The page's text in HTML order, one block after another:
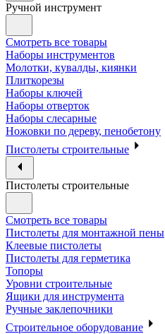
Ручной инструмент
Смотреть все товары
Наборы инструментов
Молотки, кувалды, киянки
Плиткорезы
Наборы ключей
Наборы отверток
Наборы слесарные
Ножовки по дереву, пенобетону
Пистолеты строительные
Пистолеты строительные
Смотреть все товары
Пистолеты для монтажной пены
Клеевые пистолеты
Пистолеты для герметика
Топоры
Уровни строительные
Ящики для инструмента
Ручные заклепочники
Строительное оборудование